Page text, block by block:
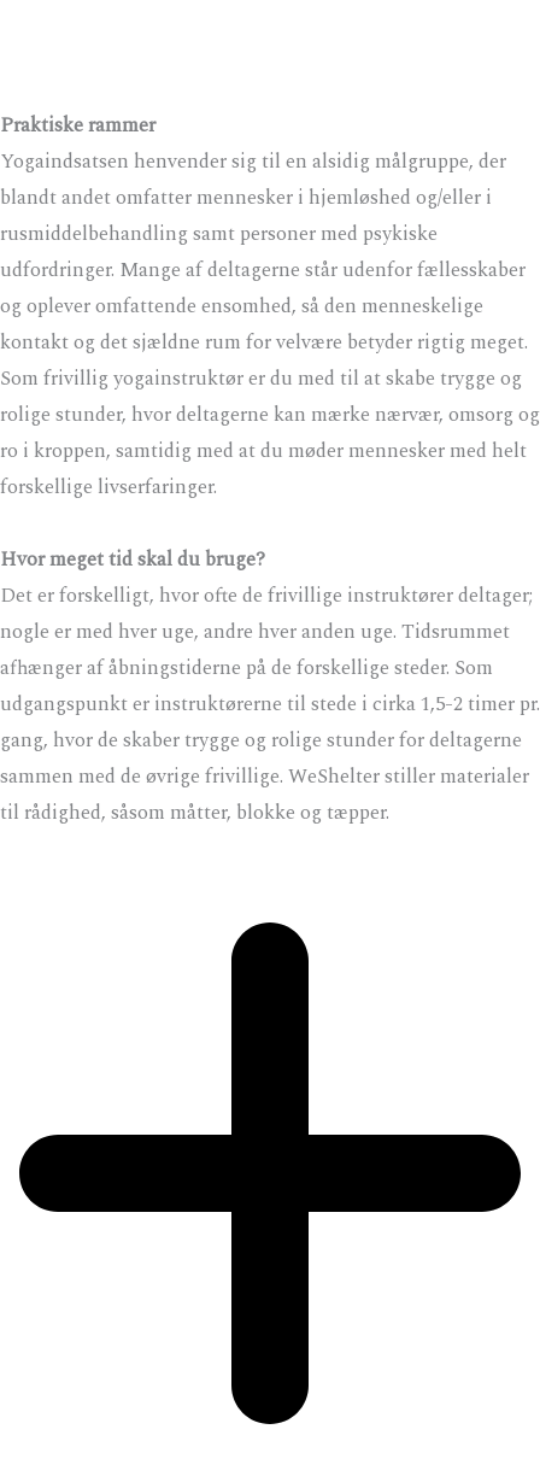
Praktiske rammer
Yogaindsatsen henvender sig til en alsidig målgruppe, der
blandt andet omfatter mennesker i hjemløshed og/eller i
rusmiddelbehandling samt personer med psykiske
udfordringer. Mange af deltagerne står udenfor fællesskaber
og oplever omfattende ensomhed, så den menneskelige
kontakt og det sjældne rum for velvære betyder rigtig meget.
Som frivillig yogainstruktør er du med til at skabe trygge og
rolige stunder, hvor deltagerne kan mærke nærvær, omsorg og
ro i kroppen, samtidig med at du møder mennesker med helt
forskellige livserfaringer.
Hvor meget tid skal du bruge?
Det er forskelligt, hvor ofte de frivillige instruktører deltager;
nogle er med hver uge, andre hver anden uge. Tidsrummet
afhænger af åbningstiderne på de forskellige steder. Som
udgangspunkt er instruktørerne til stede i cirka 1,5-2 timer pr.
gang, hvor de skaber trygge og rolige stunder for deltagerne
sammen med de øvrige frivillige. WeShelter stiller materialer
til rådighed, såsom måtter, blokke og tæpper.